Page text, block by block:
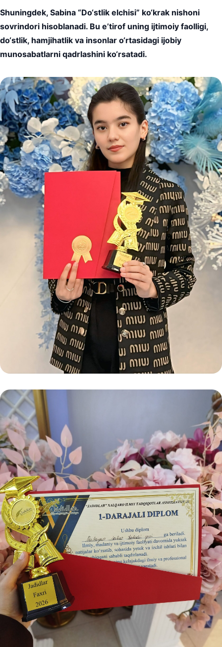
Shuningdek, Sabina “Do‘stlik elchisi” ko‘krak nishoni
sovrindori hisoblanadi. Bu e’tirof uning ijtimoiy faolligi,
do‘stlik, hamjihatlik va insonlar o‘rtasidagi ijobiy
munosabatlarni qadrlashini ko‘rsatadi.